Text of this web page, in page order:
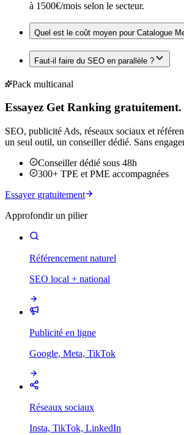
à 1500€/mois selon le secteur.
Quel est le coût moyen pour Catalogue
Faut-il faire du SEO en parallèle ?
Pack multicanal
Essayez Get Ranking gratuitement.
SEO, publicité Ads, réseaux sociaux et
un seul outil, un conseiller dédié. Sans
Conseiller dédié sous 48h
300+ TPE et PME accompagnées
Essayer gratuitement
Approfondir un pilier
Référencement naturel
SEO local + national
Publicité en ligne
Google, Meta, TikTok
Réseaux sociaux
Insta, TikTok, LinkedIn